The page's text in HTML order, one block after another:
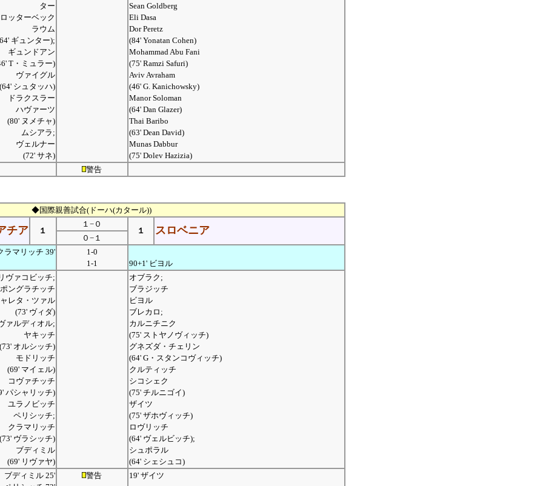
ター
ッターベック
ラウム
ギュンター);
ギュンドアン
T・ミュラー)
ヴァイグル
シュタッハ)
ドラクスラー
ハヴァーツ
(80' ヌメチャ)
ムシアラ;
ヴェルナー
(72' サネ)
Sean Goldberg
Eli Dasa
Dor Peretz
(84' Yonatan Cohen)
Mohammad Abu Fani
(75' Ramzi Safuri)
Aviv Avraham
(46' G. Kanichowsky)
Manor Soloman
(64' Dan Glazer)
Thai Baribo
(63' Dean David)
Munas Dabbur
(75' Dolev Hazizia)
警告
◆国際親善試合(ドーハ(カタール))
チア １
１−０
１ スロベニア
０−１
ラマリッチ 39'
1-0
1-1
90+1' ビヨル
ヴァコビッチ;
ポングラチッチ
レタ・ツァル
(73' ヴィダ)
ァルディオル;
ヤキッチ
オルシッチ)
モドリッチ
(69' マイェル)
コヴァチッチ
パシャリッチ)
ユラノビッチ
ペリシッチ;
クラマリッチ
ヴラシッチ)
ブディミル
(69' リヴァヤ)
オブラク;
ブラジッチ
ビヨル
ブレカロ;
カルニチニク
(75' ストヤノヴィッチ)
グネズダ・チェリン
(64' G・スタンコヴィッチ)
クルティッチ
シコシェク
(75' チルニゴイ)
ザイツ
(75' ザホヴィッチ)
ロヴリッチ
(64' ヴェルビッチ);
シュポラル
(64' シェシュコ)
ブディミル 25'
警告 19' ザイツ